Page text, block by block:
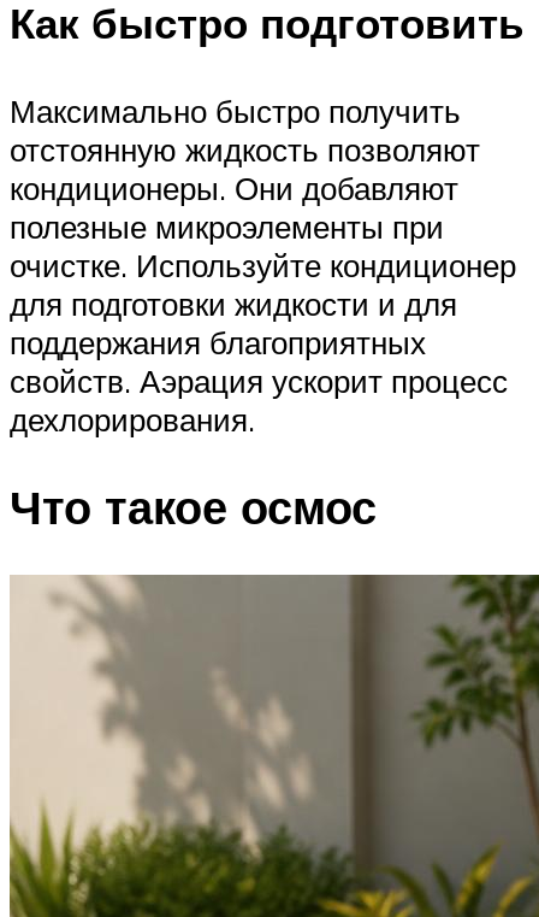
Как быстро подготовить
Максимально быстро получить
отстоянную жидкость позволяют
кондиционеры. Они добавляют
полезные микроэлементы при
очистке. Используйте кондиционер
для подготовки жидкости и для
поддержания благоприятных
свойств. Аэрация ускорит процесс
дехлорирования.
Что такое осмос